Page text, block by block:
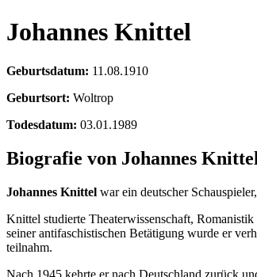
Johannes Knittel
Geburtsdatum: 11.08.1910
Geburtsort: Woltrop
Todesdatum: 03.01.1989
Biografie von Johannes Knittel
Johannes Knittel war ein deutscher
Knittel studierte Theaterwissenschaft,
seiner antifaschistischen Betätigung wurde er
teilnahm.
Nach 1945 kehrte er nach Deutschland zurück